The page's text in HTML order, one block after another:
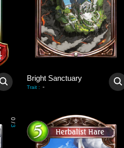
Bright Sanctuary
Trait : -
0
/
3